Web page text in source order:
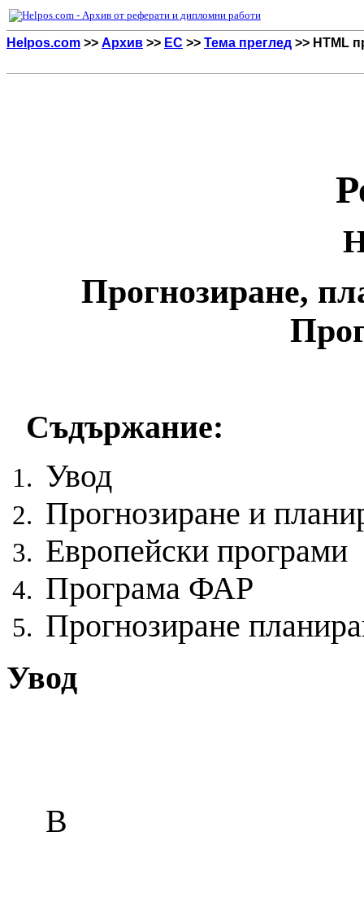
Helpos.com >> Архив >> ЕС >> Тема преглед >> HTML
Прогнозиране,
Съдържание:
Увод
Прогнозиране и
Европейски програми
Програма ФАР
Прогнозиране
Увод
В